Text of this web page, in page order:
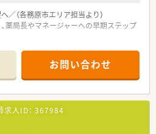
／（各務原市エリア担当より）
薬局長やマネージャーへの早期ステップ
いて】
ら徒歩15分の場所に位置しており、通
局でございます。
を1日あたり平均65枚ほど応需してお
ることができます。
師と医療事務が在籍しており、協力し
体制が整っております。
お問い合わせ
求人ID： 367984